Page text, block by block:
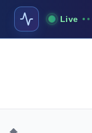
Live